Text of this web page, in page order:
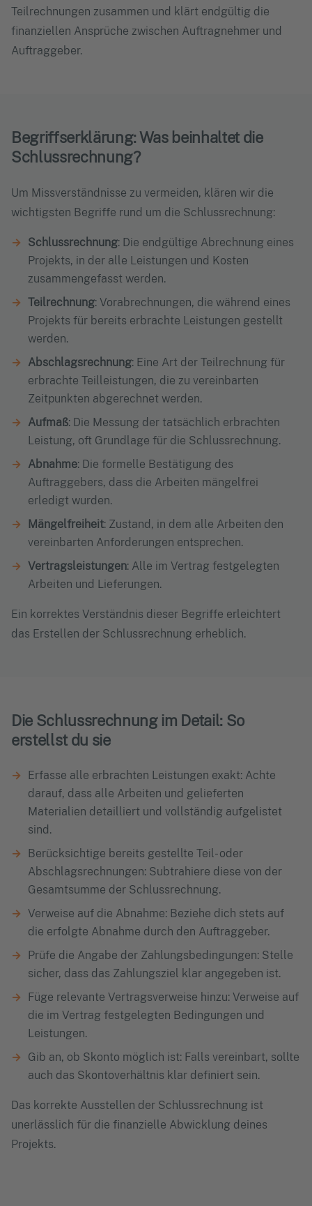
Teilrechnungen zusammen und klärt endgültig die
finanziellen Ansprüche zwischen Auftragnehmer und
Auftraggeber.
Begriffserklärung: Was beinhaltet die
Schlussrechnung?
Um Missverständnisse zu vermeiden, klären wir die
wichtigsten Begriffe rund um die Schlussrechnung:
Schlussrechnung: Die endgültige Abrechnung eines
Projekts, in der alle Leistungen und Kosten
zusammengefasst werden.
Teilrechnung: Vorabrechnungen, die während eines
Projekts für bereits erbrachte Leistungen gestellt
werden.
Abschlagsrechnung: Eine Art der Teilrechnung für
erbrachte Teilleistungen, die zu vereinbarten
Zeitpunkten abgerechnet werden.
Aufmaß: Die Messung der tatsächlich erbrachten
Leistung, oft Grundlage für die Schlussrechnung.
Abnahme: Die formelle Bestätigung des
Auftraggebers, dass die Arbeiten mängelfrei
erledigt wurden.
Mängelfreiheit: Zustand, in dem alle Arbeiten den
vereinbarten Anforderungen entsprechen.
Vertragsleistungen: Alle im Vertrag festgelegten
Arbeiten und Lieferungen.
Ein korrektes Verständnis dieser Begriffe erleichtert
das Erstellen der Schlussrechnung erheblich.
Die Schlussrechnung im Detail: So
erstellst du sie
Erfasse alle erbrachten Leistungen exakt: Achte
darauf, dass alle Arbeiten und gelieferten
Materialien detailliert und vollständig aufgelistet
sind.
Berücksichtige bereits gestellte Teil- oder
Abschlagsrechnungen: Subtrahiere diese von der
Gesamtsumme der Schlussrechnung.
Verweise auf die Abnahme: Beziehe dich stets auf
die erfolgte Abnahme durch den Auftraggeber.
Prüfe die Angabe der Zahlungsbedingungen: Stelle
sicher, dass das Zahlungsziel klar angegeben ist.
Füge relevante Vertragsverweise hinzu: Verweise auf
die im Vertrag festgelegten Bedingungen und
Leistungen.
Gib an, ob Skonto möglich ist: Falls vereinbart, sollte
auch das Skontoverhältnis klar definiert sein.
Das korrekte Ausstellen der Schlussrechnung ist
unerlässlich für die finanzielle Abwicklung deines
Projekts.